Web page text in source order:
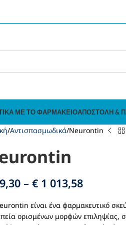
ΜΕ ΤΟ ΦΑΡΜΑΚΕΊΟΑΠΟΣΤΟΛΉ &
Αντισπασμωδικά Neurontin
– € 1 013,58
είναι ένα φαρμακευτικό
ορισμένων μορφών επιληψίας,